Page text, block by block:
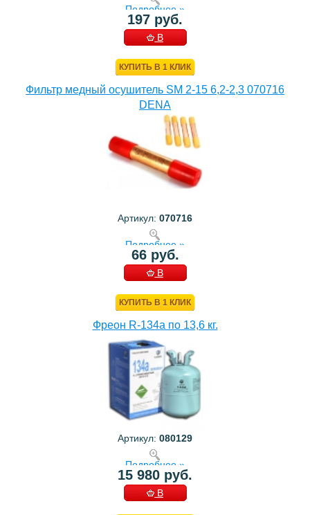
Подробнее »
197 руб.
В
КУПИТЬ В 1 КЛИК
Фильтр медный осушитель SM 2-15 6,2-2,3 070716
DENA
Артикул: 070716
Подробнее »
66 руб.
В
КУПИТЬ В 1 КЛИК
Фреон R-134a по 13,6 кг.
Артикул: 080129
Подробнее »
15 980 руб.
В